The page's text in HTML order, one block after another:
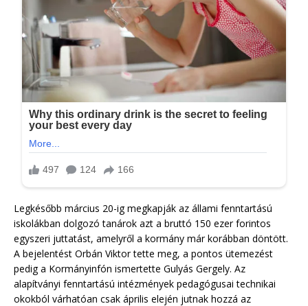
Legkésőbb március 20-ig megkapják az állami fenntartású
iskolákban dolgozó tanárok azt a bruttó 150 ezer forintos
egyszeri juttatást, amelyről a kormány már korábban döntött.
A bejelentést Orbán Viktor tette meg, a pontos ütemezést
pedig a Kormányinfón ismertette Gulyás Gergely. Az
alapítványi fenntartású intézmények pedagógusai technikai
okokból várhatóan csak április elején jutnak hozzá az